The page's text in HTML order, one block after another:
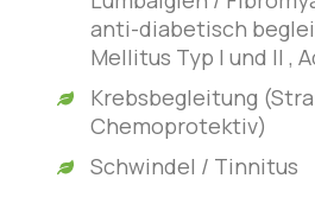
anti-diabetisch
Mellitus Typ I und II ,
Krebsbegleitung
Chemoprotektiv)
Schwindel / Tinnitus